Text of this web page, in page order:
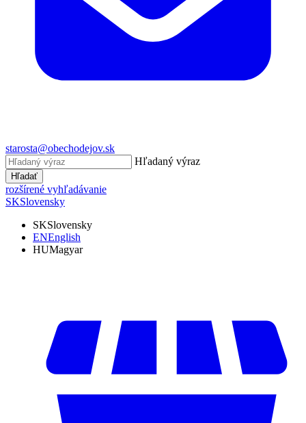
starosta@obechodejov.sk
Hľadaný výraz
Hľadať
rozšírené vyhľadávanie
SKSlovensky
SKSlovensky
ENEnglish
HUMagyar